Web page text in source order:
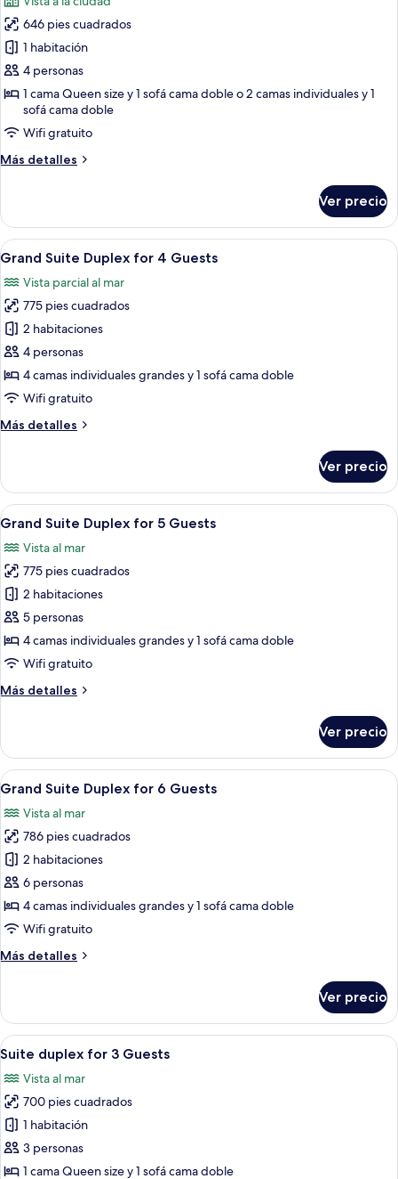
las
fotos
de
Suite
city
view
4
guests
646 pies cuadrados
1 habitación
4 personas
1 cama Queen size y 1 sofá cama doble o 2 camas individuales y 1
sofá cama doble
Wifi gratuito
Más detalles
Más
city
view
4
Ver precio
Abrir
todas
las
fotos
de
Grand
Suite
Duplex
4
Una habitación de hotel moderna
21
Grand Suite Duplex for 4 Guests
Vista parcial al mar
775 pies cuadrados
2 habitaciones
4 personas
4 camas individuales grandes y 1 sofá cama doble
Wifi gratuito
Más detalles
Más
Suite
Duplex
for
Guests
Ver precio
Abrir
todas
las
fotos
de
Grand
Suite
Duplex
5
Una habitación de hotel moderna
21
Grand Suite Duplex for 5 Guests
Vista al mar
775 pies cuadrados
2 habitaciones
5 personas
4 camas individuales grandes y 1 sofá cama doble
Wifi gratuito
Más detalles
Más
Suite
Duplex
for
Guests
Ver precio
Abrir
todas
las
fotos
de
Grand
Suite
Duplex
6
Una habitación de hotel moderna
21
Grand Suite Duplex for 6 Guests
Vista al mar
786 pies cuadrados
2 habitaciones
6 personas
4 camas individuales grandes y 1 sofá cama doble
Wifi gratuito
Más detalles
Más
Suite
Duplex
for
Guests
Ver precio
Abrir
todas
las
fotos
de
Suite
duplex
Una habitación de hotel moderna
21
Suite duplex for 3 Guests
Vista al mar
700 pies cuadrados
1 habitación
3 personas
1 cama Queen size y 1 sofá cama doble